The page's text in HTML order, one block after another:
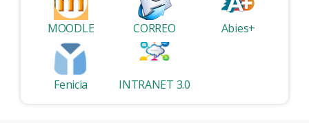
MOODLE CORREO Abies+
Fenicia INTRANET 3.0